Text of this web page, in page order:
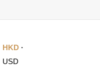
HKD·
USD